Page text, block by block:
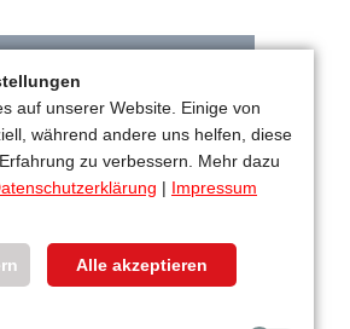
auf unserer Website. Einige von
während andere uns helfen, diese
zu verbessern. Mehr dazu
| Impressum
Alle akzeptieren